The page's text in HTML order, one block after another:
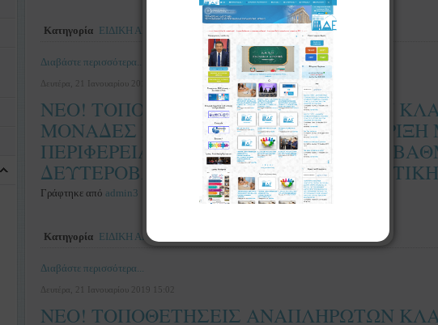
Κατηγορία ΕΙΔΙΚΗ ΑΓΩΓΗ
Διαβάστε περισσότερα...
Δευτέρα, 21 Ιανουαρίου 2019 15:05
ΝΕΟ! ΤΟΠΟΘΕΤΗΣΕΙΣ ΑΝΑΠΛΗΡΩΤΩΝ
ΜΟΝΑΔΕΣ ΓΕΝΙΚΗΣ ΑΓΩΓΗΣ ΓΙΑ
ΠΕΡΙΦΕΡΕΙΑΚΗΣ ΔΙΕΥΘΥΝΣΗΣ
ΔΕΥΤΕΡΟΒΑΘΜΙΑΣ ΕΚΠΑΙΔΕΥΣΗΣ
Γράφτηκε από admin3
Κατηγορία ΕΙΔΙΚΗ ΑΓΩΓΗ
Διαβάστε περισσότερα...
Δευτέρα, 21 Ιανουαρίου 2019 15:02
ΝΕΟ! ΤΟΠΟΘΕΤΗΣΕΙΣ ΑΝΑΠΛΗΡΩΤΩΝ